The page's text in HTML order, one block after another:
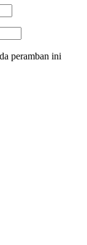
peramban ini